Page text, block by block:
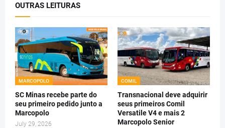
OUTRAS LEITURAS
MARCOPOLO
SC Minas recebe parte do
seu primeiro pedido junto a
Marcopolo
July 29, 2026
COMIL
Transnacional deve adquirir
seus primeiros Comil
Versatile V4 e mais 2
Marcopolo Senior